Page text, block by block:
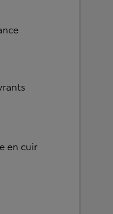
en cuir